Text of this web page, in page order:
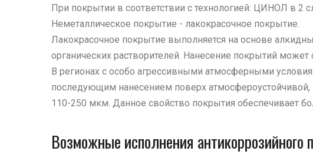
При покрытии в соответствии с технологией: ЦИНОЛ в 2
Неметаллическое покрытие - лакокрасочное покрытие.
Лакокрасочное покрытие выполняется на основе
органических растворителей. Нанесение покрытий
В регионах с особо агрессивными атмосферными
последующим нанесением поверх атмосфероустойчивой,
110-250 мкм. Данное свойство покрытия обеспечивает
Возможные исполнения антикоррозийного